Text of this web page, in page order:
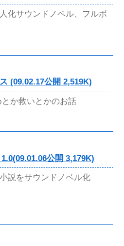
化サウンドノベル、フルボ
(09.02.17公開 2,519K)
か救いとかのお話
公開 3,179K)
説をサウンドノベル化